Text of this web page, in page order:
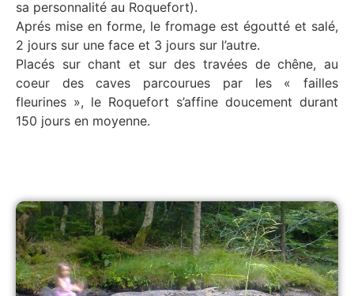
sa personnalité au Roquefort).
Aprés mise en forme, le fromage est égoutté et salé,
2 jours sur une face et 3 jours sur l’autre.
Placés sur chant et sur des travées de chêne, au
coeur des caves parcourues par les « failles
fleurines », le Roquefort s’affine doucement durant
150 jours en moyenne.